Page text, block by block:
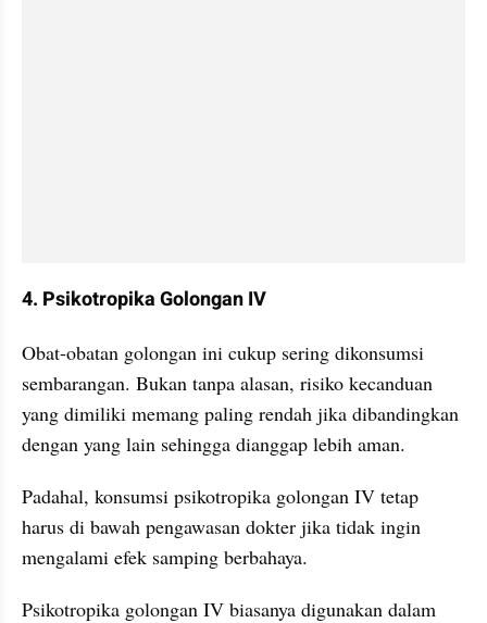
4. Psikotropika Golongan IV
Obat-obatan golongan ini cukup sering dikonsumsi
sembarangan. Bukan tanpa alasan, risiko kecanduan
yang dimiliki memang paling rendah jika dibandingkan
dengan yang lain sehingga dianggap lebih aman.
Padahal, konsumsi psikotropika golongan IV tetap
harus di bawah pengawasan dokter jika tidak ingin
mengalami efek samping berbahaya.
Psikotropika golongan IV biasanya digunakan dalam